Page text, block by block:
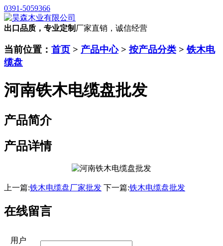
0391-5059366
出口品质，专业定制 厂家直销，诚信经营
当前位置： 首页 > 产品中心> 按产品分类 >铁木电
缆盘
河南铁木电缆盘批发
产品简介
产品详情
上一篇:铁木电缆盘厂家批发 下一篇:铁木电缆盘批发
在线留言
用户